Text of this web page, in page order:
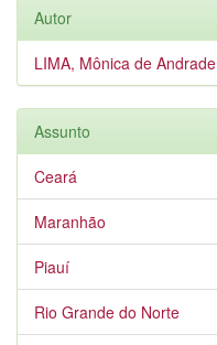
Autor
LIMA, Mônica de Andrade
Assunto
Ceará
Maranhão
Piauí
Rio Grande do Norte